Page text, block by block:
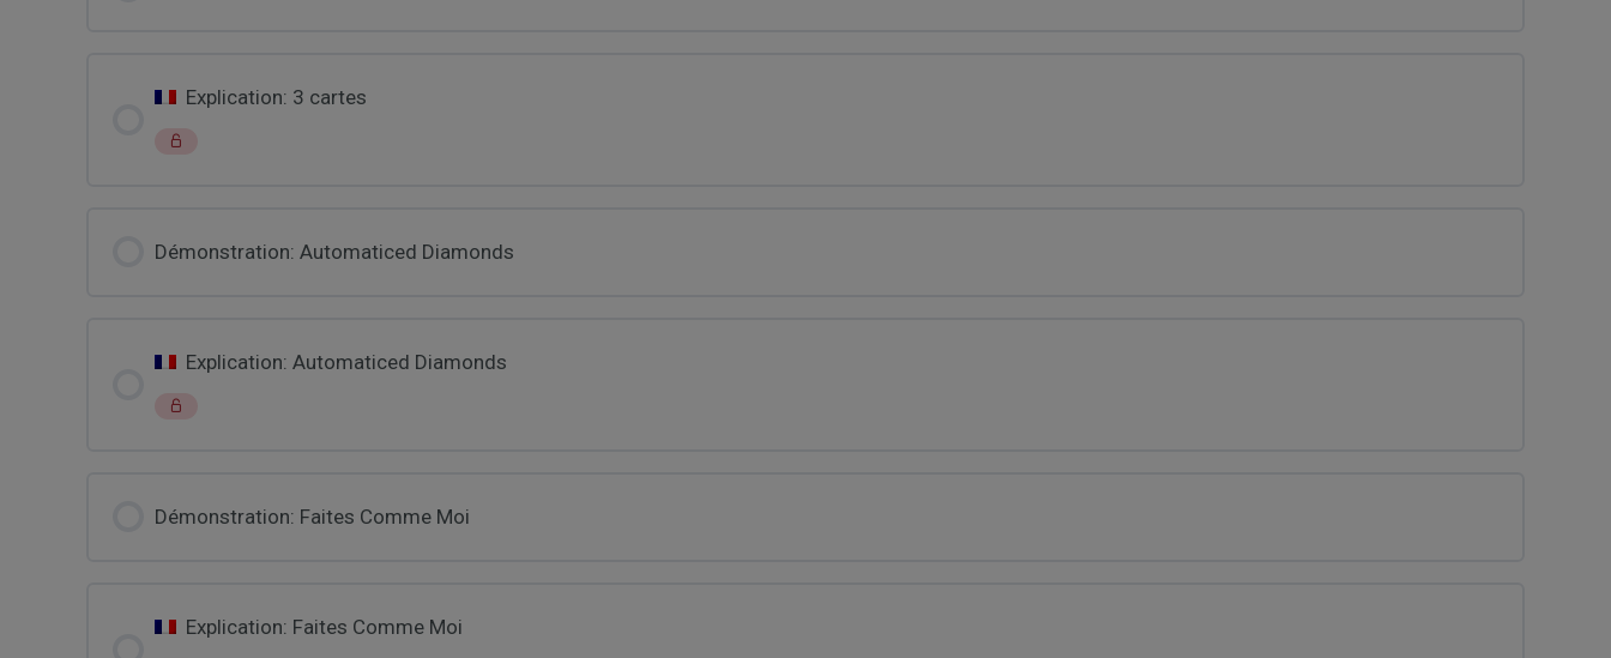
Explication: 3 cartes
Démonstration: Automaticed Diamonds
Explication: Automaticed Diamonds
Démonstration: Faites Comme Moi
Explication: Faites Comme Moi